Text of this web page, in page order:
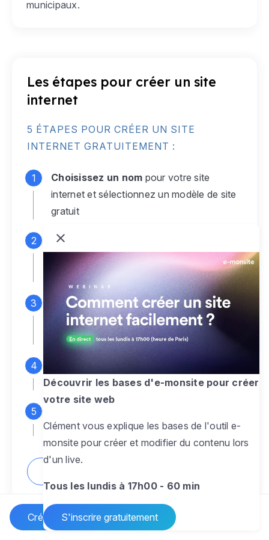
Créer un site Internet
municipaux.
Les étapes pour créer un site
internet
5 ÉTAPES POUR CRÉER UN SITE
INTERNET GRATUITEMENT :
Choisissez un nom pour votre site
internet et sélectionnez un modèle de site
gratuit
Connectez-vous
monsite gratuit pour accéder à votre
espace d'administration
Personnalisez entièrement le
designpour créer un site web sur-mesure,
à votre image
Ajoutez des pagessans limite pour
présenter votre activité, votre passion
pour rendre votre site dynamique
Découvrir les bases d'e-monsite pour créer
votre site web
Clément vous explique les bases de l'outil e-
monsite pour créer et modifier du contenu lors
d'un live.
Tous les lundis à 17h00 - 60 min
S'inscrire gratuitement